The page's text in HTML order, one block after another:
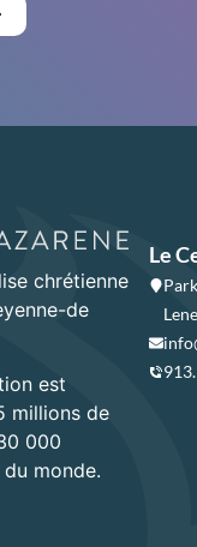
chrétienne
de
est
millions de
000
monde.
Le